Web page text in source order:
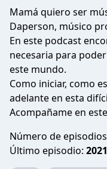
Mamá quiero ser
Daperson, músico
En este podcast
necesaria para
este mundo.
Como iniciar, como
adelante en esta
Acompañame en
Número de
Último episodio: